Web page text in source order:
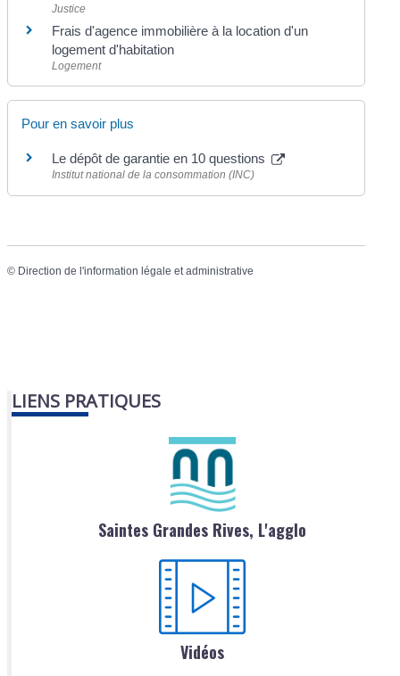
Justice
Frais d'agence immobilière à la location d'un
logement d'habitation
Logement
Pour en savoir plus
Le dépôt de garantie en 10 questions
Institut national de la consommation (INC)
© Direction de l'information légale et administrative
LIENS PRATIQUES
Saintes Grandes Rives, L'agglo
Vidéos